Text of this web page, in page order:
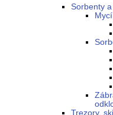
Sorbenty
Trezory,